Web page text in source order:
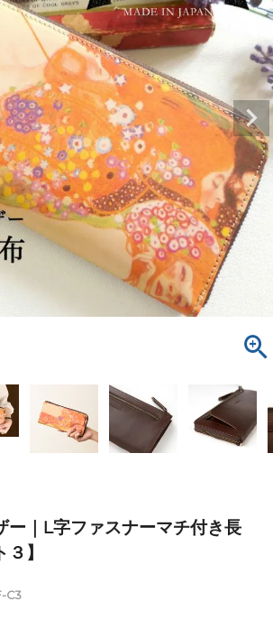
ー｜L字ファスナーマチ付き長
】
C3